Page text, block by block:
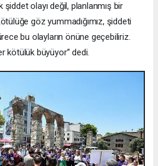
şiddet olayı değil, planlanmış bir
göz yummadığımız, şiddeti
bu olayların önüne geçebiliriz.
kötülük büyüyor” dedi.